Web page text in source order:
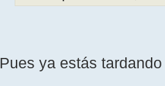
Pues ya estás